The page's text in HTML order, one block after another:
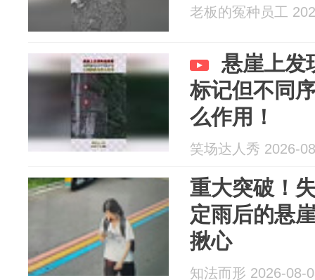
老板的冤种员工
悬崖上发
标记但不同
么作用！
笑场达人秀 2026-
重大突破！
定雨后的悬
揪心
知法而形 2026-08-